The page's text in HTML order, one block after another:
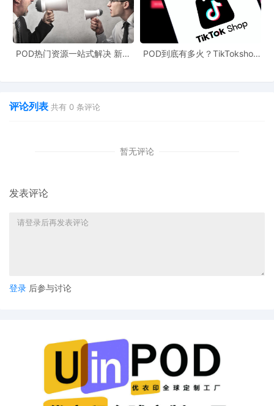
POD热门资源一站式解决 新手
POD到底有多火？TikTokshop
评论列表 共有 0 条评论
暂无评论
发表评论
登录 后参与讨论